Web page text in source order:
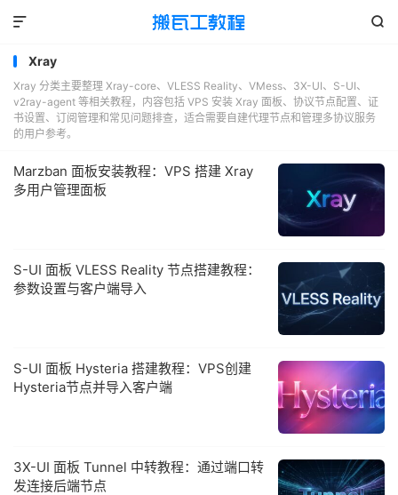


Xray
Xray 分类主要整理 Xray-core、VLESS Reality、VMess、3X-UI、S-UI、
v2ray-agent 等相关教程，内容包括 VPS 安装 Xray 面板、协议节点配置、证
书设置、订阅管理和常见问题排查，适合需要自建代理节点和管理多协议服务
的用户参考。
Marzban 面板安装教程：VPS 搭建 Xray
多用户管理面板
S-UI 面板 VLESS Reality 节点搭建教程：
参数设置与客户端导入
S-UI 面板 Hysteria 搭建教程：VPS创建
Hysteria节点并导入客户端
3X-UI 面板 Tunnel 中转教程：通过端口转
发连接后端节点